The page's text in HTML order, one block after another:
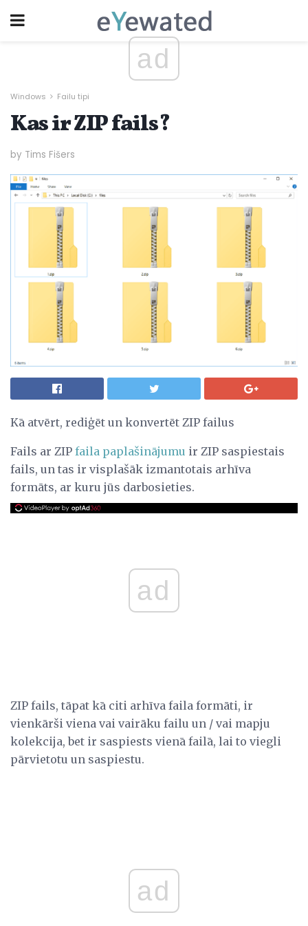
ad
Windows Failu tipi
Kas ir ZIP fails?
by Tims Fišers
Kā atvērt, rediģēt un konvertēt ZIP failus
Fails ar ZIP faila paplašinājumu ir ZIP saspiestais
fails, un tas ir visplašāk izmantotais arhīva
formāts, ar kuru jūs darbosieties.
ad
ZIP fails, tāpat kā citi arhīva faila formāti, ir
vienkārši viena vai vairāku failu un / vai mapju
kolekcija, bet ir saspiests vienā failā, lai to viegli
pārvietotu un saspiestu.
ad